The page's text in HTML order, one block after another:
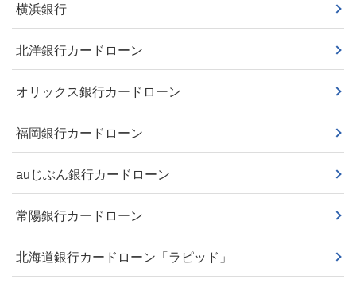
横浜銀行
北洋銀行カードローン
オリックス銀行カードローン
福岡銀行カードローン
auじぶん銀行カードローン
常陽銀行カードローン
北海道銀行カードローン「ラピッド」